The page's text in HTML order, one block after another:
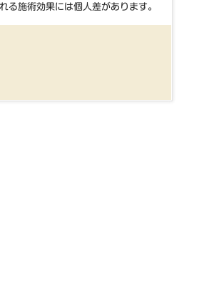
る施術効果には個人差があります。